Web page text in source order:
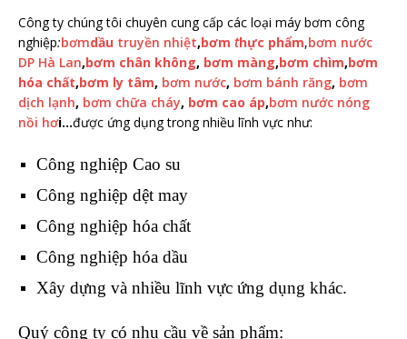
Công ty chúng tôi chuyên cung cấp các loại máy bơm công
nghiệp:bơmdầu truyền nhiệt,bơm thực phẩm,bơm nước
DP Hà Lan,bơm chân không, bơm màng,bơm chìm,bơm
hóa chất,bơm ly tâm, bơm nước, bơm bánh răng, bơm
dịch lạnh, bơm chữa cháy, bơm cao áp,bơm nước nóng
nồi hơi…được ứng dụng trong nhiều lĩnh vực như:
Công nghiệp Cao su
Công nghiệp dệt may
Công nghiệp hóa chất
Công nghiệp hóa dầu
Xây dựng và nhiều lĩnh vực ứng dụng khác.
Quý công ty có nhu cầu về sản phẩm: